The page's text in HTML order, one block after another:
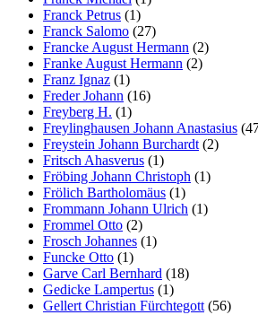
Franck Petrus (1)
Franck Salomo (27)
Francke August Hermann (2)
Franke August Hermann (2)
Franz Ignaz (1)
Freder Johann (16)
Freyberg H. (1)
Freylinghausen Johann Anastasius
Freystein Johann Burchardt (2)
Fritsch Ahasverus (1)
Fröbing Johann Christoph (1)
Frölich Bartholomäus (1)
Frommann Johann Ulrich (1)
Frommel Otto (2)
Frosch Johannes (1)
Funcke Otto (1)
Garve Carl Bernhard (18)
Gedicke Lampertus (1)
Gellert Christian Fürchtegott (56)